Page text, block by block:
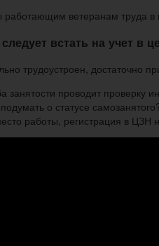
ветеранам труда в
встать на учет в
трудоустроен, достаточно
занятости проводит
о статусе
работы, регистрация в ЦЗН